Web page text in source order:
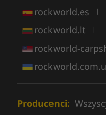
rockworld.es |
rockworld.lt |
rockworld-
Producenci: